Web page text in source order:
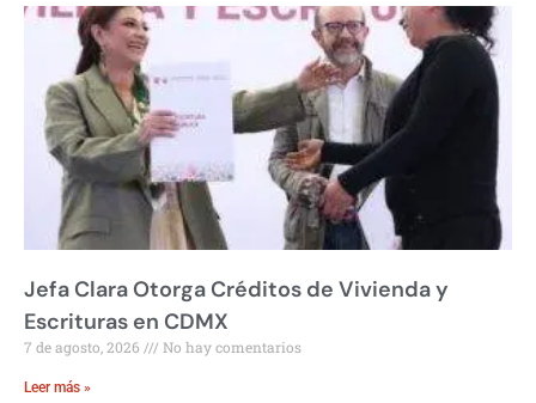
Jefa Clara Otorga Créditos de Vivienda y
Escrituras en CDMX
7 de agosto, 2026 No hay comentarios
Leer más »